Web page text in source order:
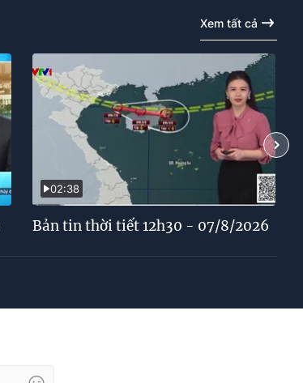
Xem tất cả
02:38
Bản tin thời tiết 12h30 - 07/8/2026